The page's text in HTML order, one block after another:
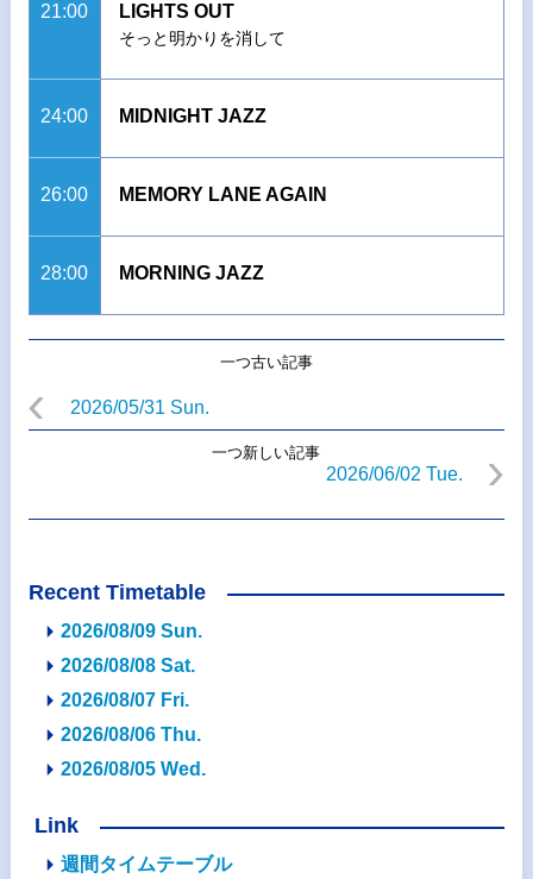
21:00 LIGHTS OUT
そっと明かりを消して
24:00 MIDNIGHT JAZZ
26:00 MEMORY LANE AGAIN
28:00 MORNING JAZZ
一つ古い記事
2026/05/31 Sun.
一つ新しい記事
2026/06/02 Tue.
Recent Timetable
2026/08/09 Sun.
2026/08/08 Sat.
2026/08/07 Fri.
2026/08/06 Thu.
2026/08/05 Wed.
Link
週間タイムテーブル